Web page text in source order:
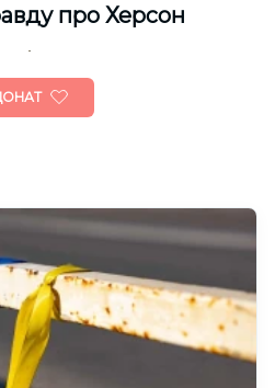
про Херсон